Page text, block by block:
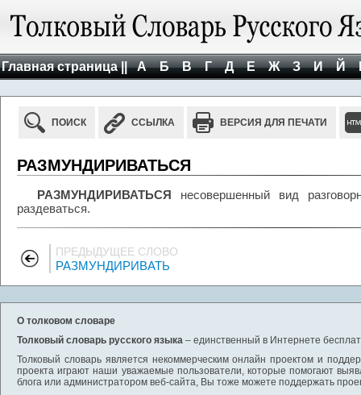
Главная страница || А Б В Г Д Е Ж З И Й
ПОИСК ССЫЛКА ВЕРСИЯ ДЛЯ ПЕЧАТИ
РАЗМУНДИРИВАТЬСЯ
РАЗМУНДИРИВАТЬСЯ несовершенный вид
раздеваться.
ПРЕДЫДУЩЕЕ СЛОВО
РАЗМУНДИРИВАТЬ
О толковом словаре
Толковый словарь русского языка – единственный в Интернете
Толковый словарь является некоммерческим онлайн проектом и
проекта играют наши уважаемые пользователи, которые помогают
блога или администратором веб-сайта, Вы тоже можете поддержать